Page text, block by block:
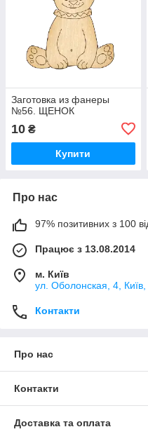
Заготовка из фанеры
№56. ЩЕНОК
10 ₴
Купити
Про нас
97% позитивних з 100
Працює з 13.08.2014
м. Київ
ул. Оболонская, 4, Київ,
Контакти
Про нас
Контакти
Доставка та оплата